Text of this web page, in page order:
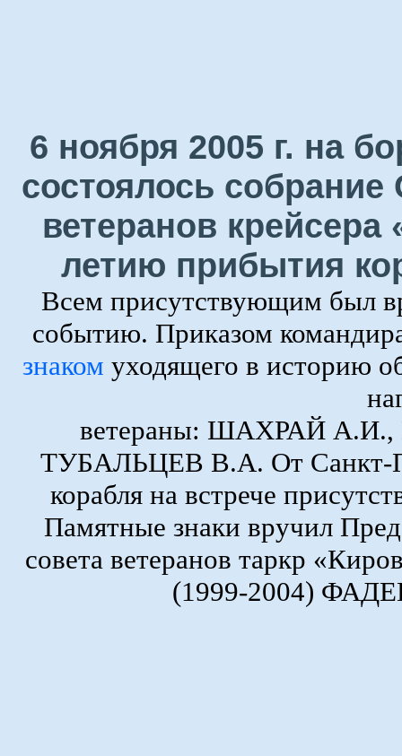
6 ноября 2005 г. на
состоялось собрание
ветеранов
летию прибытия
Всем присутствующим был
событию. Приказом
знаком уходящего в историю
ветераны: ШАХРАЙ
ТУБАЛЬЦЕВ В.А. От Санкт-
корабля на встрече
Памятные знаки вручил
совета ветеранов таркр
(1999-2004)